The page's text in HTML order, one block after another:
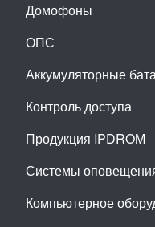
Домофоны
ОПС
Аккумуляторные
Контроль доступа
Продукция IPDROM
Системы
Компьютерное